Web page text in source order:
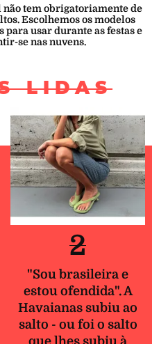
não tem obrigatoriamente de
Escolhemos os modelos
para usar durante as festas e
se nas nuvens.
LIDAS
2
"Sou brasileira e
estou ofendida". A
Havaianas subiu ao
salto - ou foi o salto